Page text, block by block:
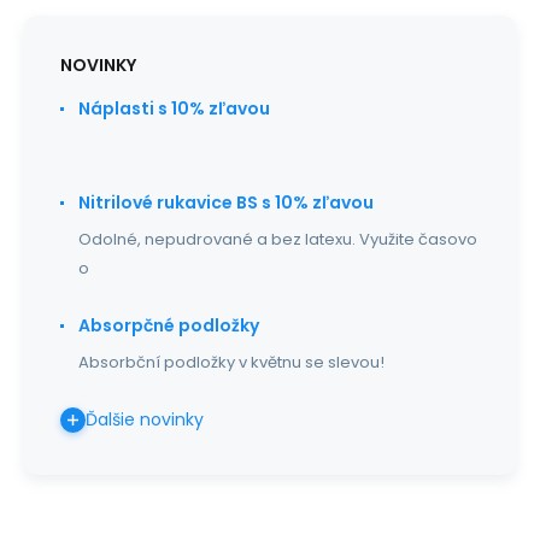
NOVINKY
Náplasti s 10% zľavou
Nitrilové rukavice BS s 10% zľavou
Odolné, nepudrované a bez latexu. Využite časovo
o
Absorpčné podložky
Absorbční podložky v květnu se slevou!
Ďalšie novinky